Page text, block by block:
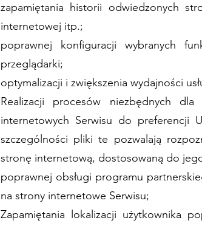
zapamiętania historii odwiedzonych
internetowej itp.;
poprawnej konfiguracji wybranych
przeglądarki;
optymalizacji i zwiększenia wydajności
Realizacji procesów niezbędnych
internetowych Serwisu do preferencji
szczególności pliki te pozwalają
stronę internetową, dostosowaną do
poprawnej obsługi programu
na strony internetowe Serwisu;
Zapamiętania lokalizacji użytkownika